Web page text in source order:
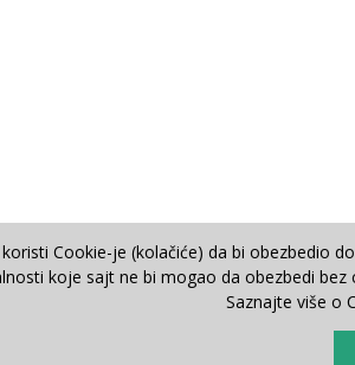
Cookie-je (kolačiće) da bi obezbedio
koje sajt ne bi mogao da obezbedi
Saznajte više o